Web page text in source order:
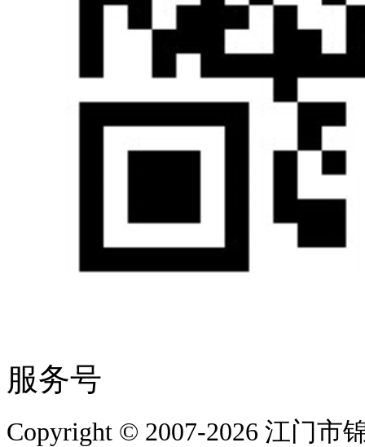
服务号
Copyright © 2007-2026 江门市